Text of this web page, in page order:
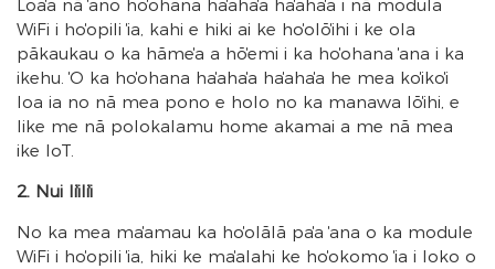
Loaʻa nā ʻano hoʻohana haʻahaʻa haʻahaʻa i nā modula
WiFi i hoʻopili ʻia, kahi e hiki ai ke hoʻolōʻihi i ke ola
pākaukau o ka hāmeʻa a hōʻemi i ka hoʻohana ʻana i ka
ikehu. ʻO ka hoʻohana haʻahaʻa haʻahaʻa he mea koʻikoʻi
loa ia no nā mea pono e holo no ka manawa lōʻihi, e
like me nā polokalamu home akamai a me nā mea
ʻike IoT.
2. Nui liʻiliʻi
No ka mea maʻamau ka hoʻolālā paʻa ʻana o ka module
WiFi i hoʻopili ʻia, hiki ke maʻalahi ke hoʻokomo ʻia i loko o